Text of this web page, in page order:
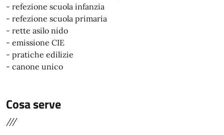
- refezione scuola infanzia
- refezione scuola primaria
- rette asilo nido
- emissione CIE
- pratiche edilizie
- canone unico
Cosa serve
///